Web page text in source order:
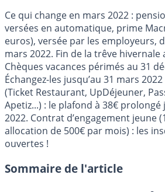
Ce qui change en mars 2022 :
versées en automatique, prime
euros), versée par les employeurs,
mars 2022. Fin de la trêve hivernale
Chèques vacances périmés au 31
Échangez-les jusqu’au 31 mars
(Ticket Restaurant, UpDéjeuner,
Apetiz...) : le plafond à 38€ prolongé
2022. Contrat d’engagement jeune
allocation de 500€ par mois) : les
ouvertes !
Sommaire de l'article